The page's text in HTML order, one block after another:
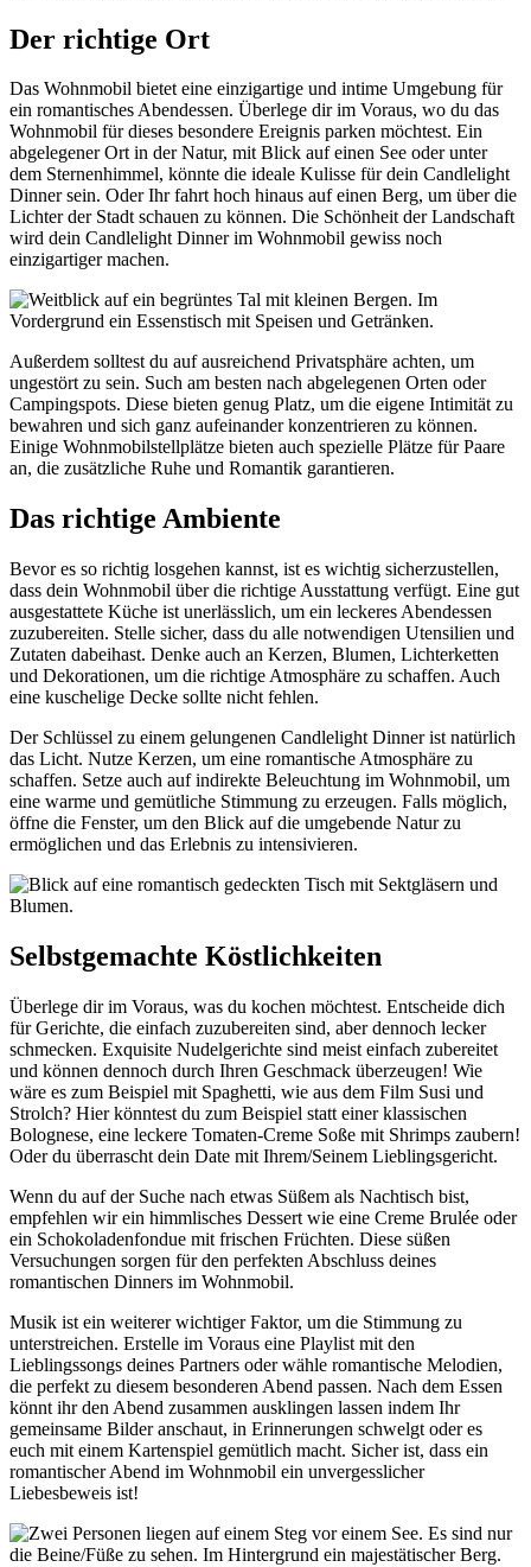
Der richtige Ort
Das Wohnmobil bietet eine einzigartige und intime Umgebung für
ein romantisches Abendessen. Überlege dir im Voraus, wo du das
Wohnmobil für dieses besondere Ereignis parken möchtest. Ein
abgelegener Ort in der Natur, mit Blick auf einen See oder unter
dem Sternenhimmel, könnte die ideale Kulisse für dein Candlelight
Dinner sein. Oder Ihr fahrt hoch hinaus auf einen Berg, um über die
Lichter der Stadt schauen zu können. Die Schönheit der Landschaft
wird dein Candlelight Dinner im Wohnmobil gewiss noch
einzigartiger machen.
Außerdem solltest du auf ausreichend Privatsphäre achten, um
ungestört zu sein. Such am besten nach abgelegenen Orten oder
Campingspots. Diese bieten genug Platz, um die eigene Intimität zu
bewahren und sich ganz aufeinander konzentrieren zu können.
Einige Wohnmobilstellplätze bieten auch spezielle Plätze für Paare
an, die zusätzliche Ruhe und Romantik garantieren.
Das richtige Ambiente
Bevor es so richtig losgehen kannst, ist es wichtig sicherzustellen,
dass dein Wohnmobil über die richtige Ausstattung verfügt. Eine gut
ausgestattete Küche ist unerlässlich, um ein leckeres Abendessen
zuzubereiten. Stelle sicher, dass du alle notwendigen Utensilien und
Zutaten dabeihast. Denke auch an Kerzen, Blumen, Lichterketten
und Dekorationen, um die richtige Atmosphäre zu schaffen. Auch
eine kuschelige Decke sollte nicht fehlen.
Der Schlüssel zu einem gelungenen Candlelight Dinner ist natürlich
das Licht. Nutze Kerzen, um eine romantische Atmosphäre zu
schaffen. Setze auch auf indirekte Beleuchtung im Wohnmobil, um
eine warme und gemütliche Stimmung zu erzeugen. Falls möglich,
öffne die Fenster, um den Blick auf die umgebende Natur zu
ermöglichen und das Erlebnis zu intensivieren.
Selbstgemachte Köstlichkeiten
Überlege dir im Voraus, was du kochen möchtest. Entscheide dich
für Gerichte, die einfach zuzubereiten sind, aber dennoch lecker
schmecken. Exquisite Nudelgerichte sind meist einfach zubereitet
und können dennoch durch Ihren Geschmack überzeugen! Wie
wäre es zum Beispiel mit Spaghetti, wie aus dem Film Susi und
Strolch? Hier könntest du zum Beispiel statt einer klassischen
Bolognese, eine leckere Tomaten-Creme Soße mit Shrimps zaubern!
Oder du überrascht dein Date mit Ihrem/Seinem Lieblingsgericht.
Wenn du auf der Suche nach etwas Süßem als Nachtisch bist,
empfehlen wir ein himmlisches Dessert wie eine Creme Brulée oder
ein Schokoladenfondue mit frischen Früchten. Diese süßen
Versuchungen sorgen für den perfekten Abschluss deines
romantischen Dinners im Wohnmobil.
Musik ist ein weiterer wichtiger Faktor, um die Stimmung zu
unterstreichen. Erstelle im Voraus eine Playlist mit den
Lieblingssongs deines Partners oder wähle romantische Melodien,
die perfekt zu diesem besonderen Abend passen. Nach dem Essen
könnt ihr den Abend zusammen ausklingen lassen indem Ihr
gemeinsame Bilder anschaut, in Erinnerungen schwelgt oder es
euch mit einem Kartenspiel gemütlich macht. Sicher ist, dass ein
romantischer Abend im Wohnmobil ein unvergesslicher
Liebesbeweis ist!